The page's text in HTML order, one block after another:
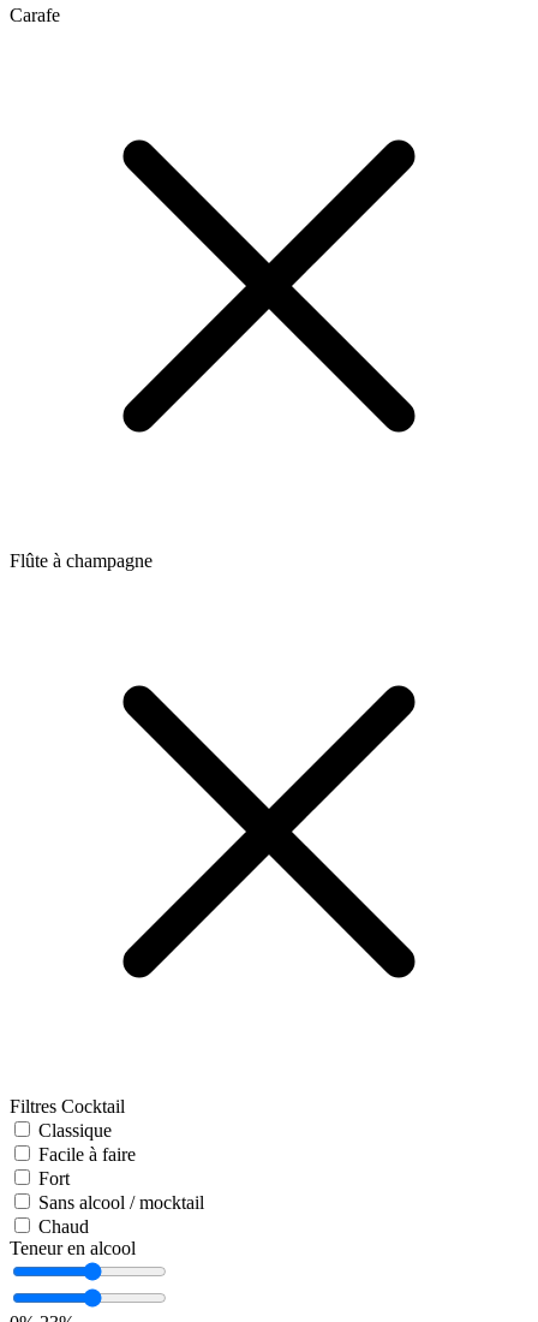
Carafe
Flûte à champagne
Filtres Cocktail
Classique
Facile à faire
Fort
Sans alcool / mocktail
Chaud
Teneur en alcool